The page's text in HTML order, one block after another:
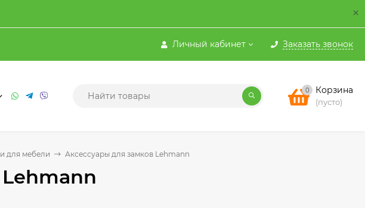
×
Личный кабинет Заказать звонок
0 Корзина
(пусто)
для мебели Аксессуары для замков Lehmann